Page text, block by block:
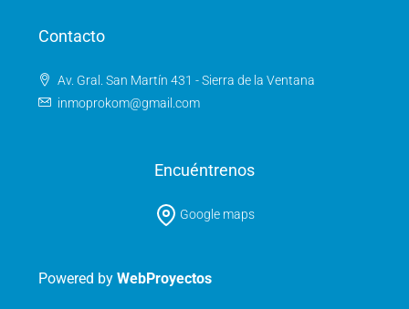
Contacto
Av. Gral. San Martín 431 - Sierra de la Ventana
inmoprokom@gmail.com
Encuéntrenos
Google maps
Powered by WebProyectos